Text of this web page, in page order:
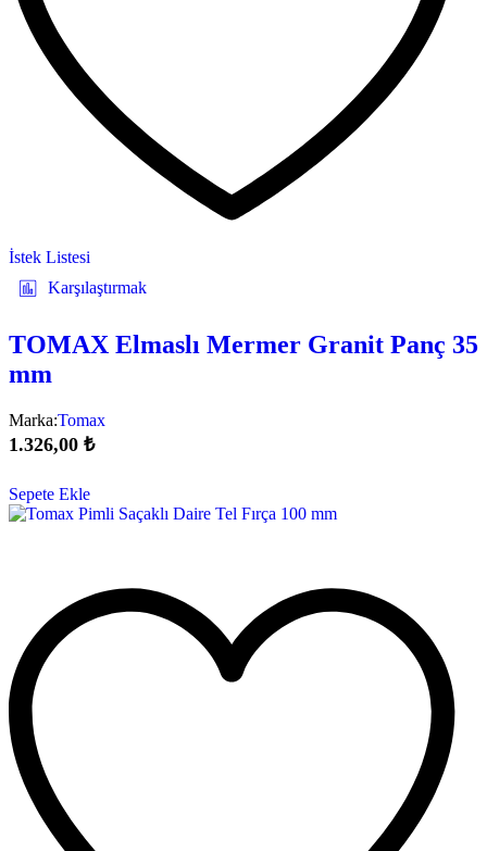
İstek Listesi
Karşılaştırmak
TOMAX Elmaslı Mermer Granit Panç 35
mm
Marka:Tomax
1.326,00 ₺
Sepete Ekle